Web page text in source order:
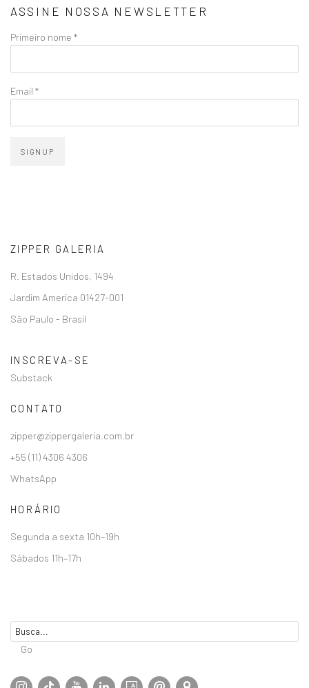
ASSINE NOSSA NEWSLETTER
Primeiro nome *
Email *
SIGNUP
ZIPPER GALERIA
R. Estados Unidos, 1494
Jardim America 01427-001
São Paulo - Brasil
INSCREVA-SE
Substack
CONTATO
zipper@zippergaleria.com.br
+55 (11) 4306 4306
WhatsApp
HORÁRIO
Segunda a sexta 10h–19h
Sábados 11h–17h
Go